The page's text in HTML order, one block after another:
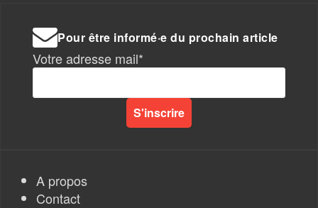
Pour être informé·e du prochain article
Votre adresse mail*
A propos
Contact